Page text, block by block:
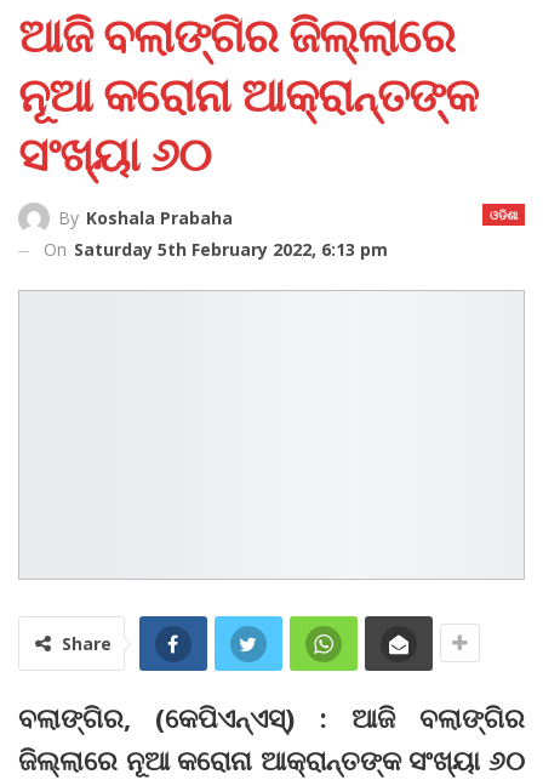
ଆଜି ବଲାଙ୍ଗିର ଜିଲ୍ଲାରେ
ନୂଆ କରୋନା ଆକ୍ରାନ୍ତଙ୍କ
ସଂଖ୍ୟା ୬୦
ଓଡିଶା
By Koshala Prabaha
On Saturday 5th February 2022, 6:13 pm
Share
ବଲାଙ୍ଗିର, (କେପିଏନ୍‌ଏସ୍‌) : ଆଜି ବଲାଙ୍ଗିର
ଜିଲ୍ଲାରେ ନୂଆ କରୋନା ଆକ୍ରାନ୍ତଙ୍କ ସଂଖ୍ୟା ୬୦